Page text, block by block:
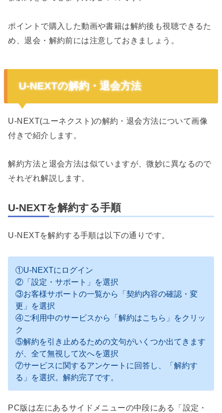
ポイントで購入した動画や書籍は解約後も視聴できるた
め、退会・解約前には注意しておきましょう。
U-NEXTの解約・退会方法
U-NEXT(ユーネクスト)の解約・退会方法について画像
付きで紹介します。
解約方法と退会方法は似ていますが、微妙に異なるので
それぞれ解説します。
U-NEXTを解約する手順
U-NEXTを解約する手順は以下の通りです。
①U-NEXTにログイン
②「設定・サポート」を選択
③お客様サポートの一覧から「契約内容の確認・変
更」を選択
④ご利用中のサービスから「解約はこちら」をクリッ
ク
⑤解約を引き止めるための文句がいくつか出てきます
が、全て無視して次へを選択
⑦サービスに関するアンケートに回答し、「解約す
る」を選択。解約完了です。
PC版は左にあるサイドメニューの中段にある「設定・